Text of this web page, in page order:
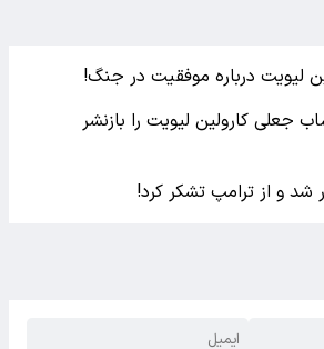
لیویت درباره موفقیت در جنگ!
جعلی کارولین لیویت را بازنشر
شد و از ترامپ تشکر کرد!